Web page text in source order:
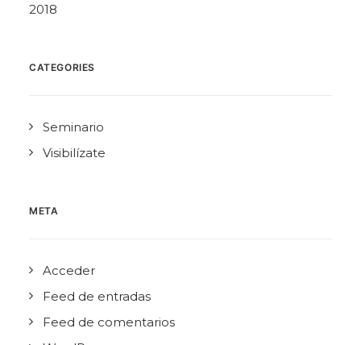
2018
CATEGORIES
Seminario
Visibilízate
META
Acceder
Feed de entradas
Feed de comentarios